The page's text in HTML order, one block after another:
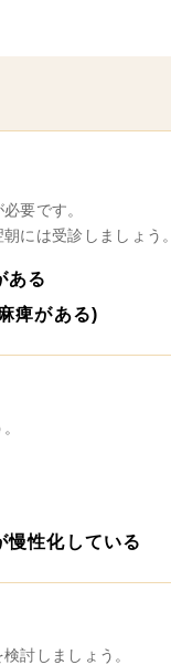
要です。
には受診しましょう。
ある
痺がある)
慢性化している
討しましょう。